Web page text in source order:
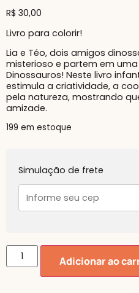
R$ 30,00
Livro para colorir!
Lia e Téo, dois amigos
misterioso e partem em
Dinossauros! Neste livro
estimula a criatividade, a
pela natureza, mostrando
amizade.
199 em estoque
Simulação de frete
Adicionar ao